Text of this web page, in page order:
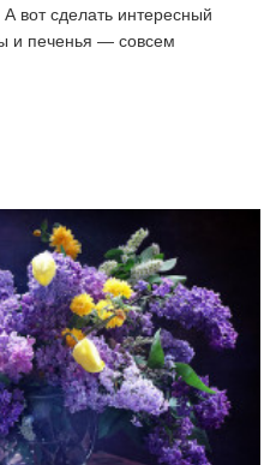
вот сделать интересный
и печенья — совсем